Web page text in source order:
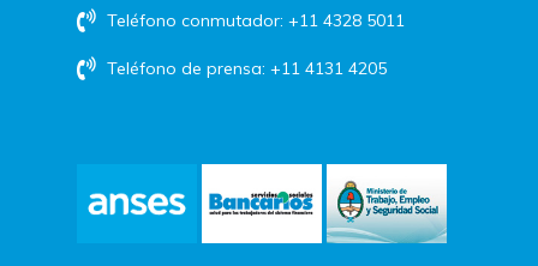
Teléfono conmutador: +11 4328 5011
Teléfono de prensa: +11 4131 4205